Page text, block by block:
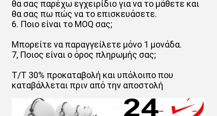
θα σας παρέχω εγχειρίδιο για να το μάθετε και
θα σας πω πώς να το επισκευάσετε.
6. Ποιο είναι το MOQ σας;
Μπορείτε να παραγγείλετε μόνο 1 μονάδα.
7, Ποιος είναι ο όρος πληρωμής σας;
T/T 30% προκαταβολή και υπόλοιπο που
καταβάλλεται πριν από την αποστολή